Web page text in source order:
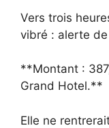
Vers trois
vibré : alerte
**Montant :
Grand Hotel.**
Elle ne